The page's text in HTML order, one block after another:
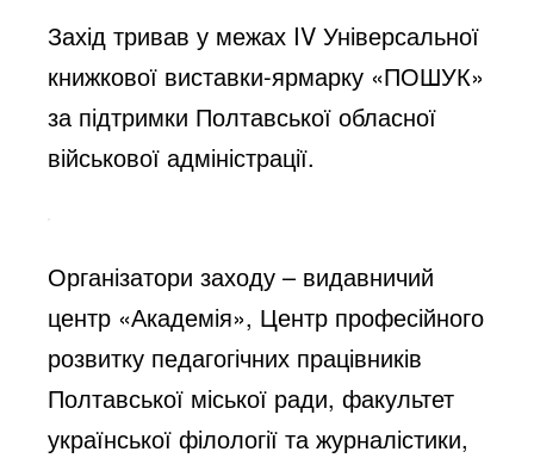
Захід тривав у межах IV Універсальної
книжкової виставки-ярмарку «ПОШУК»
за підтримки Полтавської обласної
військової адміністрації.
Організатори заходу – видавничий
центр «Академія», Центр професійного
розвитку педагогічних працівників
Полтавської міської ради, факультет
української філології та журналістики,